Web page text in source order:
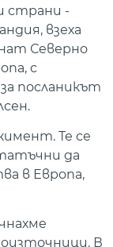
страни -
взеха
Северно
с
посланикът
Те се
да
в Европа,
В